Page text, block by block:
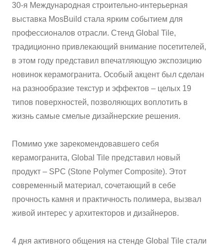
ТИПОВЫЕ РЕШЕНИЯ
ОПЛАТА И ДОСТАВКА
ВАЖНОЕ
КОНТАКТЫ
30-я Международная строительно-интерьерная
выставка MosBuild стала ярким событием для
профессионалов отрасли. Стенд Global Tile,
традиционно привлекающий внимание посетителей,
в этом году представил впечатляющую экспозицию
новинок керамогранита. Особый акцент был сделан
на разнообразие текстур и эффектов – целых 19
типов поверхностей, позволяющих воплотить в
жизнь самые смелые дизайнерские решения.
Помимо уже зарекомендовавшего себя
керамогранита, Global Tile представил новый
продукт – SPC (Stone Polymer Composite). Этот
современный материал, сочетающий в себе
прочность камня и практичность полимера, вызвал
живой интерес у архитекторов и дизайнеров.
4 дня активного общения на стенде Global Tile стали